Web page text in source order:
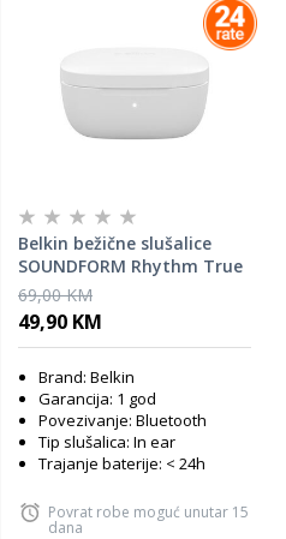
Belkin bežične slušalice
SOUNDFORM Rhythm True
- bijela
69,00 KM
49,90 KM
Brand: Belkin
Garancija: 1 god
Povezivanje: Bluetooth
Tip slušalica: In ear
Trajanje baterije: < 24h
Povrat robe moguć unutar 15
dana